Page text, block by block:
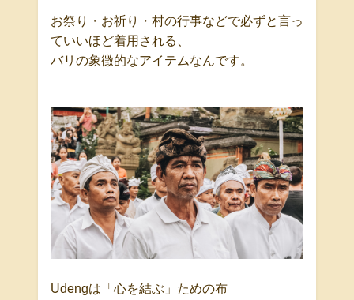
お祭り・お祈り・村の行事などで必ずと言っ
ていいほど着用される、
バリの象徴的なアイテムなんです。
Udengは「心を結ぶ」ための布